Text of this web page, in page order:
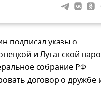
подписал указы о
и Луганской
собрание РФ
договор о дружбе